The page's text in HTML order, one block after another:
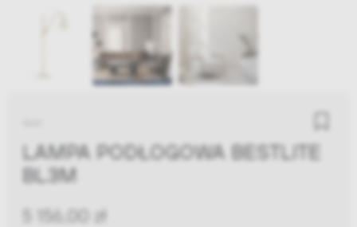
LAMPA PODŁOGOWA BESTLITE
BL3M
5 156,00 zł